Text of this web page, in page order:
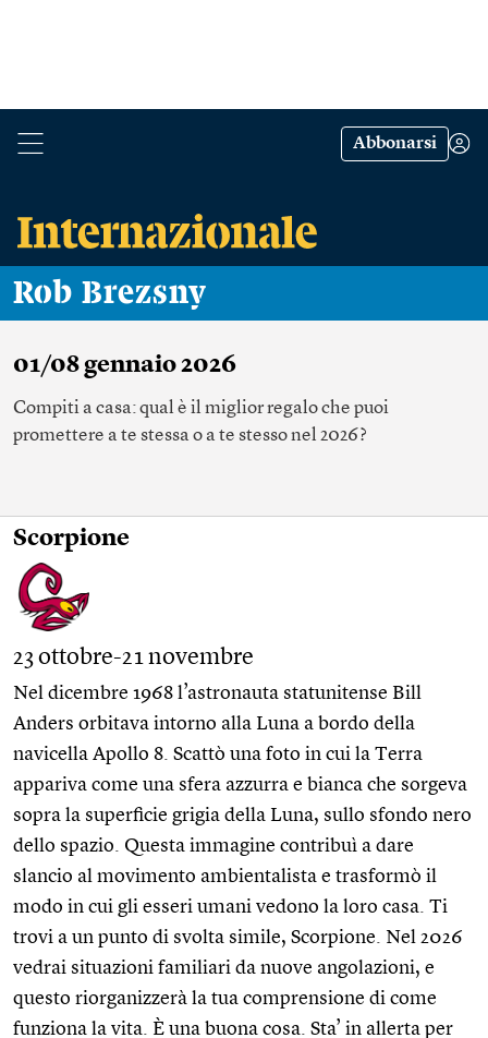
Abbonarsi
Rob Brezsny
01/08 gennaio 2026
Compiti a casa: qual è il miglior regalo che puoi
promettere a te stessa o a te stesso nel 2026?
Scorpione
23 ottobre-21 novembre
Nel dicembre 1968 l’astronauta statunitense Bill
Anders orbitava intorno alla Luna a bordo della
navicella Apollo 8. Scattò una foto in cui la Terra
appariva come una sfera azzurra e bianca che sorgeva
sopra la superficie grigia della Luna, sullo sfondo nero
dello spazio. Questa immagine contribuì a dare
slancio al movimento ambientalista e trasformò il
modo in cui gli esseri umani vedono la loro casa. Ti
trovi a un punto di svolta simile, Scorpione. Nel 2026
vedrai situazioni familiari da nuove angolazioni, e
questo riorganizzerà la tua comprensione di come
funziona la vita. È una buona cosa. Sta’ in allerta per